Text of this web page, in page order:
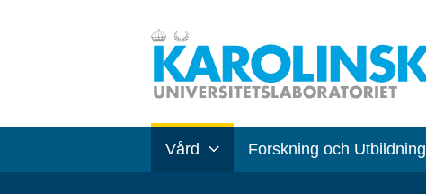
Vård Forskning och Utbildning